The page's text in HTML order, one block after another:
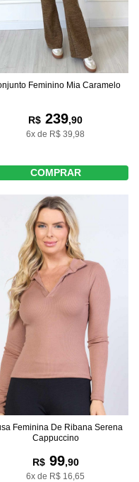
Feminino Mia Caramelo
R$ 239,90
6x de R$ 39,98
COMPRAR
Feminina De Ribana Serena
Cappuccino
R$99,90
6x de R$ 16,65